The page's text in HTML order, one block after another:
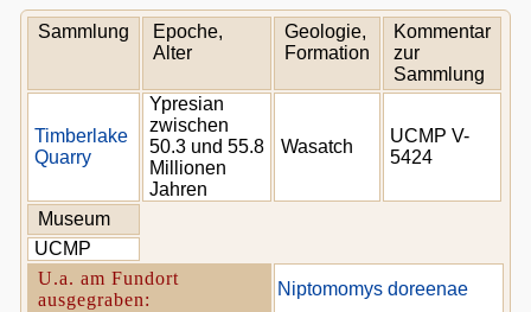
Sammlung
Epoche,
Alter
Geologie,
Formation
Kommentar
zur
Sammlung
Timberlake
Quarry
Ypresian
zwischen
50.3 und 55.8
Millionen
Jahren
Wasatch
UCMP V-
5424
Museum
UCMP
U.a. am Fundort
ausgegraben:
Niptomomys doreenae